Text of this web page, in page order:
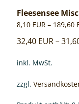
Fleesensee
8,10 EUR – 189,60
32,40 EUR–
inkl. MwSt.
zzgl.